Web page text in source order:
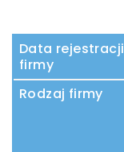
Data rejestracji
firmy
Rodzaj firmy